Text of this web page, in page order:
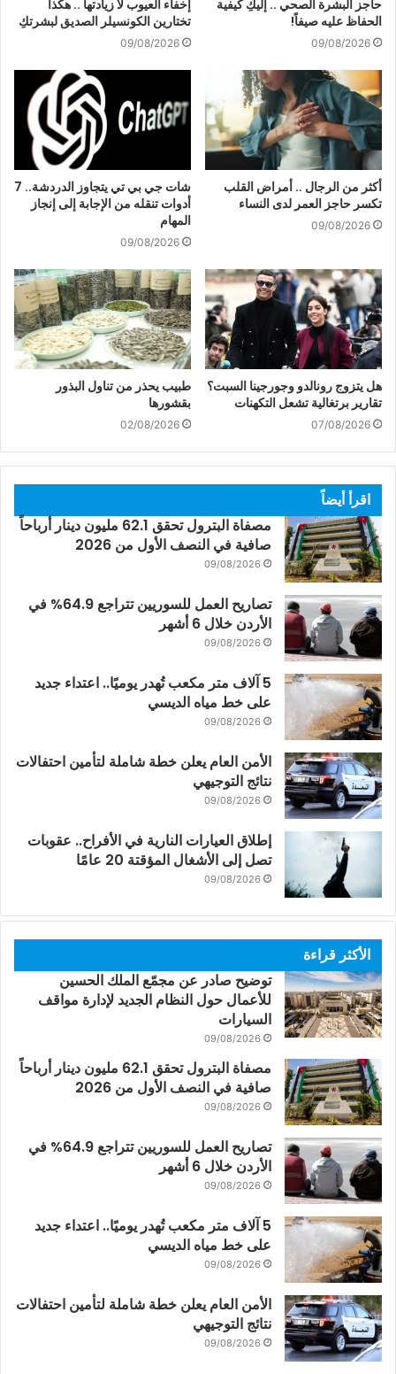
حاجز البشرة الصحي .. إليكِ كيفية
الحفاظ عليه صيفاً!
09/08/2026
إخفاء العيوب لا زيادتها .. هكذا
تختارين الكونسيلر الصديق لبشرتكِ
09/08/2026
أكثر من الرجال .. أمراض القلب
تكسر حاجز العمر لدى النساء
09/08/2026
شات جي بي تي يتجاوز الدردشة.. 7
أدوات تنقله من الإجابة إلى إنجاز
المهام
09/08/2026
هل يتزوج رونالدو وجورجينا السبت؟
تقارير برتغالية تشعل التكهنات
07/08/2026
طبيب يحذر من تناول البذور
بقشورها
02/08/2026
اقرأ أيضاً
مصفاة البترول تحقق 62.1 مليون دينار أرباحاً
صافية في النصف الأول من 2026
09/08/2026
تصاريح العمل للسوريين تتراجع 64.9% في
الأردن خلال 6 أشهر
09/08/2026
5 آلاف متر مكعب تُهدر يوميًا.. اعتداء جديد
على خط مياه الديسي
09/08/2026
الأمن العام يعلن خطة شاملة لتأمين احتفالات
نتائج التوجيهي
09/08/2026
إطلاق العيارات النارية في الأفراح.. عقوبات
تصل إلى الأشغال المؤقتة 20 عامًا
09/08/2026
الأكثر قراءة
توضيح صادر عن مجمّع الملك الحسين
للأعمال حول النظام الجديد لإدارة مواقف
السيارات
09/08/2026
مصفاة البترول تحقق 62.1 مليون دينار أرباحاً
صافية في النصف الأول من 2026
09/08/2026
تصاريح العمل للسوريين تتراجع 64.9% في
الأردن خلال 6 أشهر
09/08/2026
5 آلاف متر مكعب تُهدر يوميًا.. اعتداء جديد
على خط مياه الديسي
09/08/2026
الأمن العام يعلن خطة شاملة لتأمين احتفالات
نتائج التوجيهي
09/08/2026